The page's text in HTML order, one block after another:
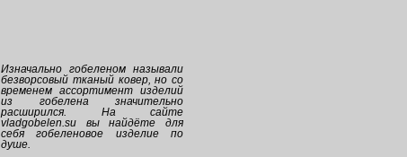
Изначально гобеленом называли
безворсовый тканый ковер, но со
временем ассортимент изделий
из гобеленазначительно
расширился. На сайте
vladgobelen.su вы найдёте для
себягобеленовое изделие по
душе.